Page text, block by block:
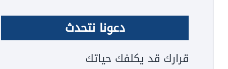
دعونا نتحدث
قرارك قد يكلفك حياتك